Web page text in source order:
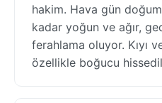
hakim. Hava gün
kadar yoğun ve ağır,
ferahlama oluyor. Kıyı
özellikle boğucu